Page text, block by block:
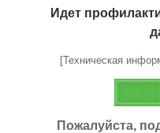
Идет
[Техническая
Пожалуйста,